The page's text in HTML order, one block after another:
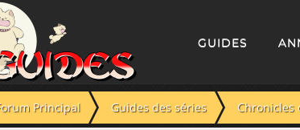
GUIDES
Principal Guides des séries Chronicles